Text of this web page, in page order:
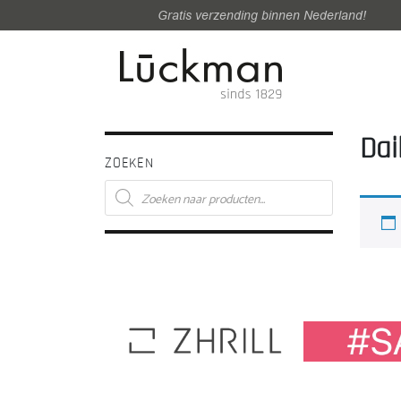
Gratis verzending binnen Nederland!
ZOEKEN
Producten
zoeken